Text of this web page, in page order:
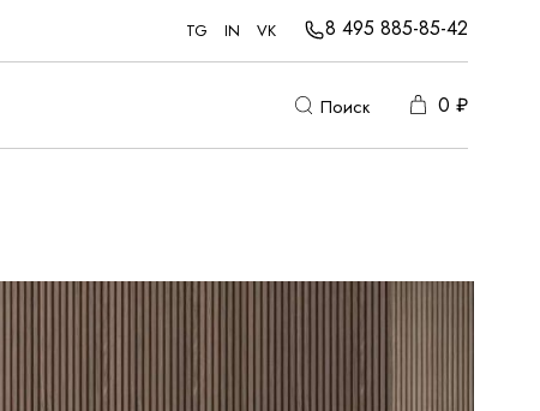
TG IN VK 8 495 885-85-42
Поиск 0 ₽